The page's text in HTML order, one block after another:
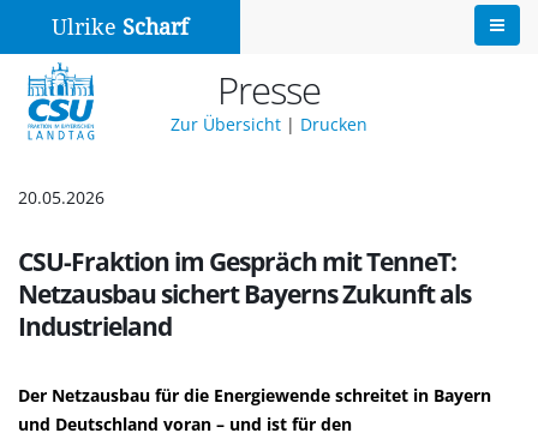
Ulrike Scharf
Presse
Zur Übersicht | Drucken
20.05.2026
CSU-Fraktion im Gespräch mit TenneT:
Netzausbau sichert Bayerns Zukunft als
Industrieland
Der Netzausbau für die Energiewende schreitet in Bayern
und Deutschland voran – und ist für den